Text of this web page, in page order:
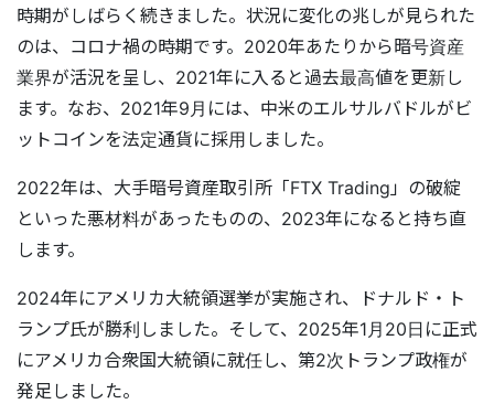
時期がしばらく続きました。状況に変化の兆しが見られた
のは、コロナ禍の時期です。2020年あたりから暗号資産
業界が活況を呈し、2021年に入ると過去最高値を更新し
ます。なお、2021年9月には、中米のエルサルバドルがビ
ットコインを法定通貨に採用しました。
2022年は、大手暗号資産取引所「FTX Trading」の破綻
といった悪材料があったものの、2023年になると持ち直
します。
2024年にアメリカ大統領選挙が実施され、ドナルド・ト
ランプ氏が勝利しました。そして、2025年1月20日に正式
にアメリカ合衆国大統領に就任し、第2次トランプ政権が
発足しました。